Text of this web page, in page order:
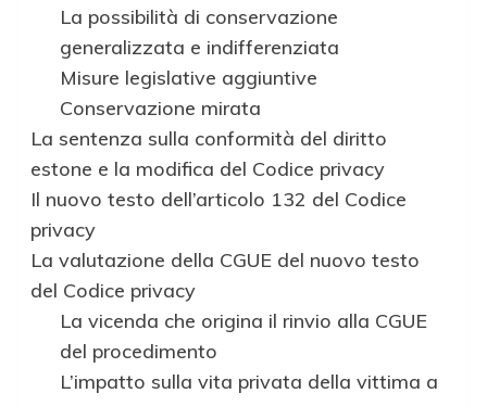
La possibilità di conservazione
generalizzata e indifferenziata
Misure legislative aggiuntive
Conservazione mirata
La sentenza sulla conformità del diritto
estone e la modifica del Codice privacy
Il nuovo testo dell’articolo 132 del Codice
privacy
La valutazione della CGUE del nuovo testo
del Codice privacy
La vicenda che origina il rinvio alla CGUE
del procedimento
L’impatto sulla vita privata della vittima a